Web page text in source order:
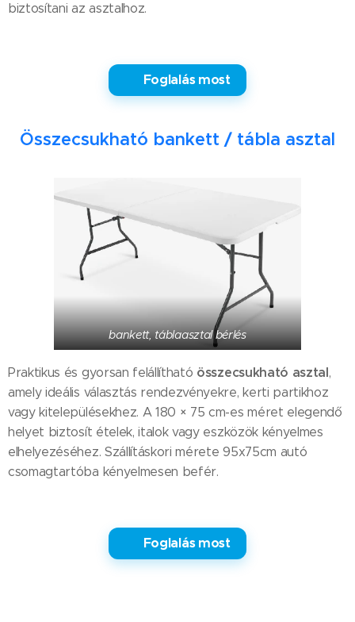
biztosítani az asztalhoz.
✅ Foglalás most
Összecsukható bankett / tábla asztal
bankett, táblaasztal bérlés
Praktikus és gyorsan felállítható összecsukható asztal,
amely ideális választás rendezvényekre, kerti partikhoz
vagy kitelepülésekhez. A 180 × 75 cm-es méret elegendő
helyet biztosít ételek, italok vagy eszközök kényelmes
elhelyezéséhez. Szállításkori mérete 95x75cm autó
csomagtartóba kényelmesen befér.
✅ Foglalás most